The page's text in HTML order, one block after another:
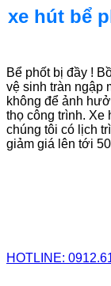
xe hút bể
Bể phốt bị đầy !
vệ sinh tràn ngập
không để ảnh
thọ công trình. Xe
chúng tôi có lịch
giảm giá lên tới
HOTLINE: